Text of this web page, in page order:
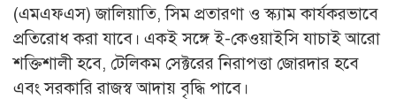
(এমএফএস) জালিয়াতি, সিম প্রতারণা ও স্ক্যাম কার্যকরভাবে
প্রতিরোধ করা যাবে। একই সঙ্গে ই-কেওয়াইসি যাচাই আরো
শক্তিশালী হবে, টেলিকম সেক্টরের নিরাপত্তা জোরদার হবে
এবং সরকারি রাজস্ব আদায় বৃদ্ধি পাবে।